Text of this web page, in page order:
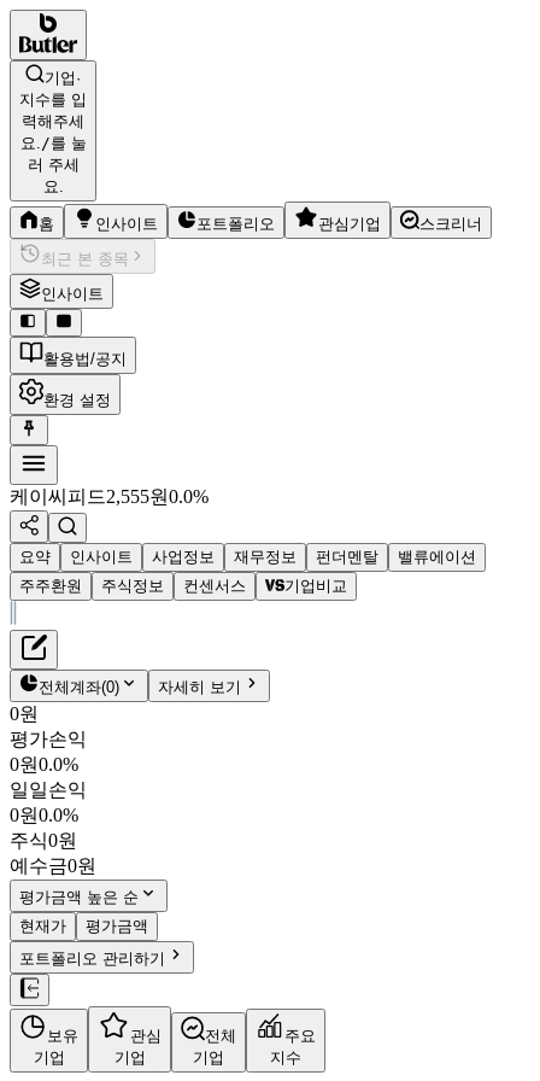
기업·
지수를 입
력해주세
요./를 눌
러 주세
요.
홈 인사이트 포트폴리오 관심기업
스크리너
최근 본 종목
인사이트
활용법/공지
환경 설정
케이씨피드2,555원0.0%
요약 인사이트 사업정보 재무정보 펀더멘탈
밸류에이션
주주환원
주식정보 컨센서스 기업비교
케이씨피드
2,555원 0.0
025880
KOSDAQ
시가총액
PBR0.54
PER4.05
fPER -
배당수익률6.46%
자사주비율5.57%
결산월12월
4분기누적
10년
주재무제표
재무정보
펀더멘탈
밸류에이션
주주환원
컨센서스
주식정보
전체계좌(0) 자세히 보기
0원
평가손익
0원0.0%
일일손익
0원0.0%
주식0원
예수금0원
평가금액 높은 순
현재가
평가금액
포트폴리오 관리하기
보유
기업
관심
기업
전체
기업
주요
지수